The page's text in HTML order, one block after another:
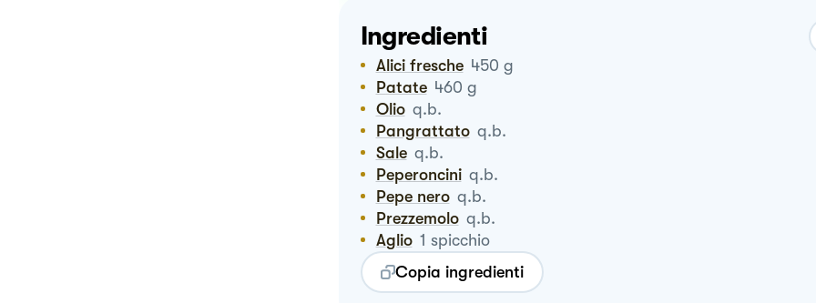
Ingredienti
Alici fresche 450 g
Patate 460 g
Olio q.b.
Pangrattato q.b.
Sale q.b.
Peperoncini q.b.
Pepe nero q.b.
Prezzemolo q.b.
Aglio 1 spicchio
Copia ingredienti